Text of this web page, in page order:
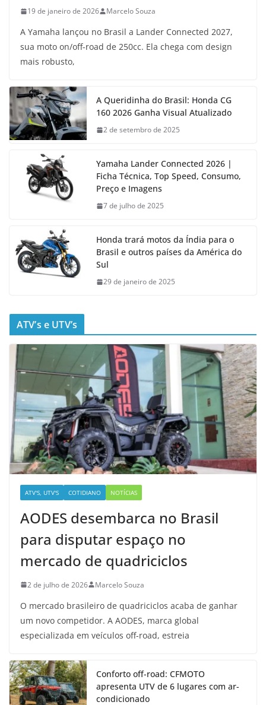
19 de janeiro de 2026 Marcelo Souza
A Yamaha lançou no Brasil a Lander Connected 2027,
sua moto on/off-road de 250cc. Ela chega com design
mais robusto,
A Queridinha do Brasil: Honda CG
160 2026 Ganha Visual Atualizado
2 de setembro de 2025
Yamaha Lander Connected 2026 |
Ficha Técnica, Top Speed, Consumo,
Preço e Imagens
7 de julho de 2025
Honda trará motos da Índia para o
Brasil e outros países da América do
Sul
29 de janeiro de 2025
ATV’s e UTV’s
ATV'S, UTV'S COTIDIANO NOTÍCIAS
AODES desembarca no Brasil
para disputar espaço no
mercado de quadriciclos
2 de julho de 2026 Marcelo Souza
O mercado brasileiro de quadriciclos acaba de ganhar
um novo competidor. A AODES, marca global
especializada em veículos off-road, estreia
Conforto off-road: CFMOTO
apresenta UTV de 6 lugares com ar-
condicionado